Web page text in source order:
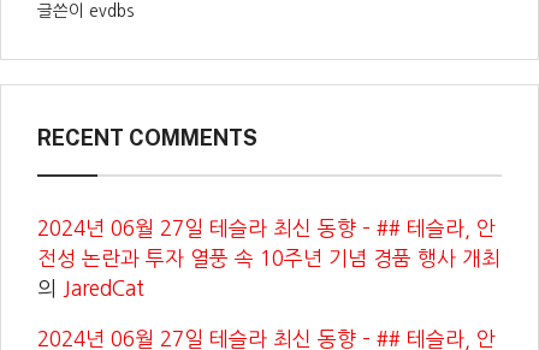
글쓴이 evdbs
RECENT COMMENTS
2024년 06월 27일 테슬라 최신 동향 – ## 테슬라, 안
전성 논란과 투자 열풍 속 10주년 기념 경품 행사 개최
의
JaredCat
2024년 06월 27일 테슬라 최신 동향 – ## 테슬라, 안